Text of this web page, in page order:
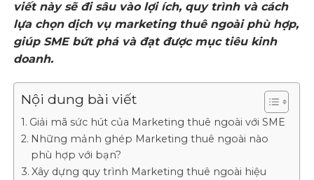
viết này sẽ đi sâu vào lợi ích, quy trình và cách
lựa chọn dịch vụ marketing thuê ngoài phù hợp,
giúp SME bứt phá và đạt được mục tiêu kinh
doanh.
Nội dung bài viết
Giải mã sức hút của Marketing thuê ngoài với SME
Những mảnh ghép Marketing thuê ngoài nào
phù hợp với bạn?
Xây dựng quy trình Marketing thuê ngoài hiệu